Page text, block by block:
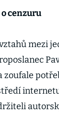
o cenzuru
mezi
zoufale